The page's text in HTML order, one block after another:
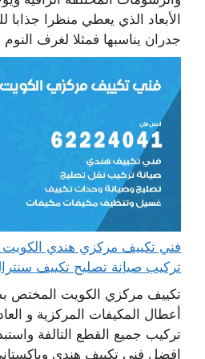
الأبعاد الذي يعطي منظرا
جدران يناسبها فمثلا لغرف
تركيب صيانة تصليح تكييف
تكييف مركزي الكويت المختص
أعطال المكيفات المركزية و
تركيب جميع القطع التالفة
افضل فني تكييف هندي